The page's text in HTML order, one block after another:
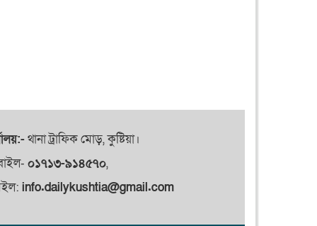
থানা ট্রাফিক মোড়, কুষ্টিয়া।
০১৭১৩-৯১৪৫৭০,
info.dailykushtia@gmail.com